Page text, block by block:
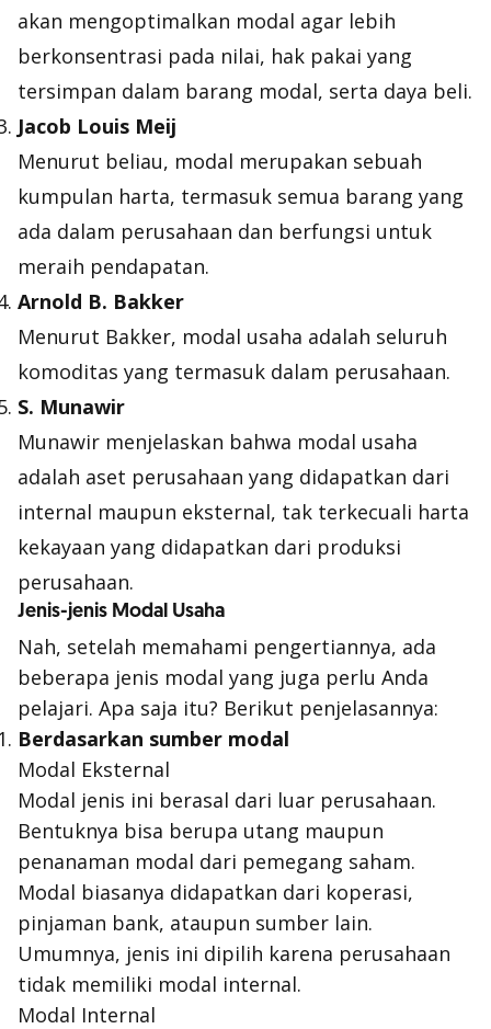
akan mengoptimalkan modal agar lebih
berkonsentrasi pada nilai, hak pakai yang
tersimpan dalam barang modal, serta daya beli.
Jacob Louis Meij
Menurut beliau, modal merupakan sebuah
kumpulan harta, termasuk semua barang yang
ada dalam perusahaan dan berfungsi untuk
meraih pendapatan.
Arnold B. Bakker
Menurut Bakker, modal usaha adalah seluruh
komoditas yang termasuk dalam perusahaan.
S. Munawir
Munawir menjelaskan bahwa modal usaha
adalah aset perusahaan yang didapatkan dari
internal maupun eksternal, tak terkecuali harta
kekayaan yang didapatkan dari produksi
perusahaan.
Jenis-jenis Modal Usaha
Nah, setelah memahami pengertiannya, ada
beberapa jenis modal yang juga perlu Anda
pelajari. Apa saja itu? Berikut penjelasannya:
Berdasarkan sumber modal
Modal Eksternal
Modal jenis ini berasal dari luar perusahaan.
Bentuknya bisa berupa utang maupun
penanaman modal dari pemegang saham.
Modal biasanya didapatkan dari koperasi,
pinjaman bank, ataupun sumber lain.
Umumnya, jenis ini dipilih karena perusahaan
tidak memiliki modal internal.
Modal Internal